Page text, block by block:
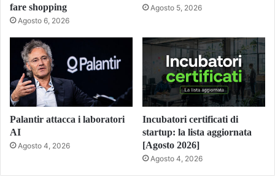
fare shopping
Agosto 6, 2026
Agosto 5, 2026
Palantir attacca i laboratori
AI
Agosto 4, 2026
Incubatori certificati di
startup: la lista aggiornata
[Agosto 2026]
Agosto 4, 2026